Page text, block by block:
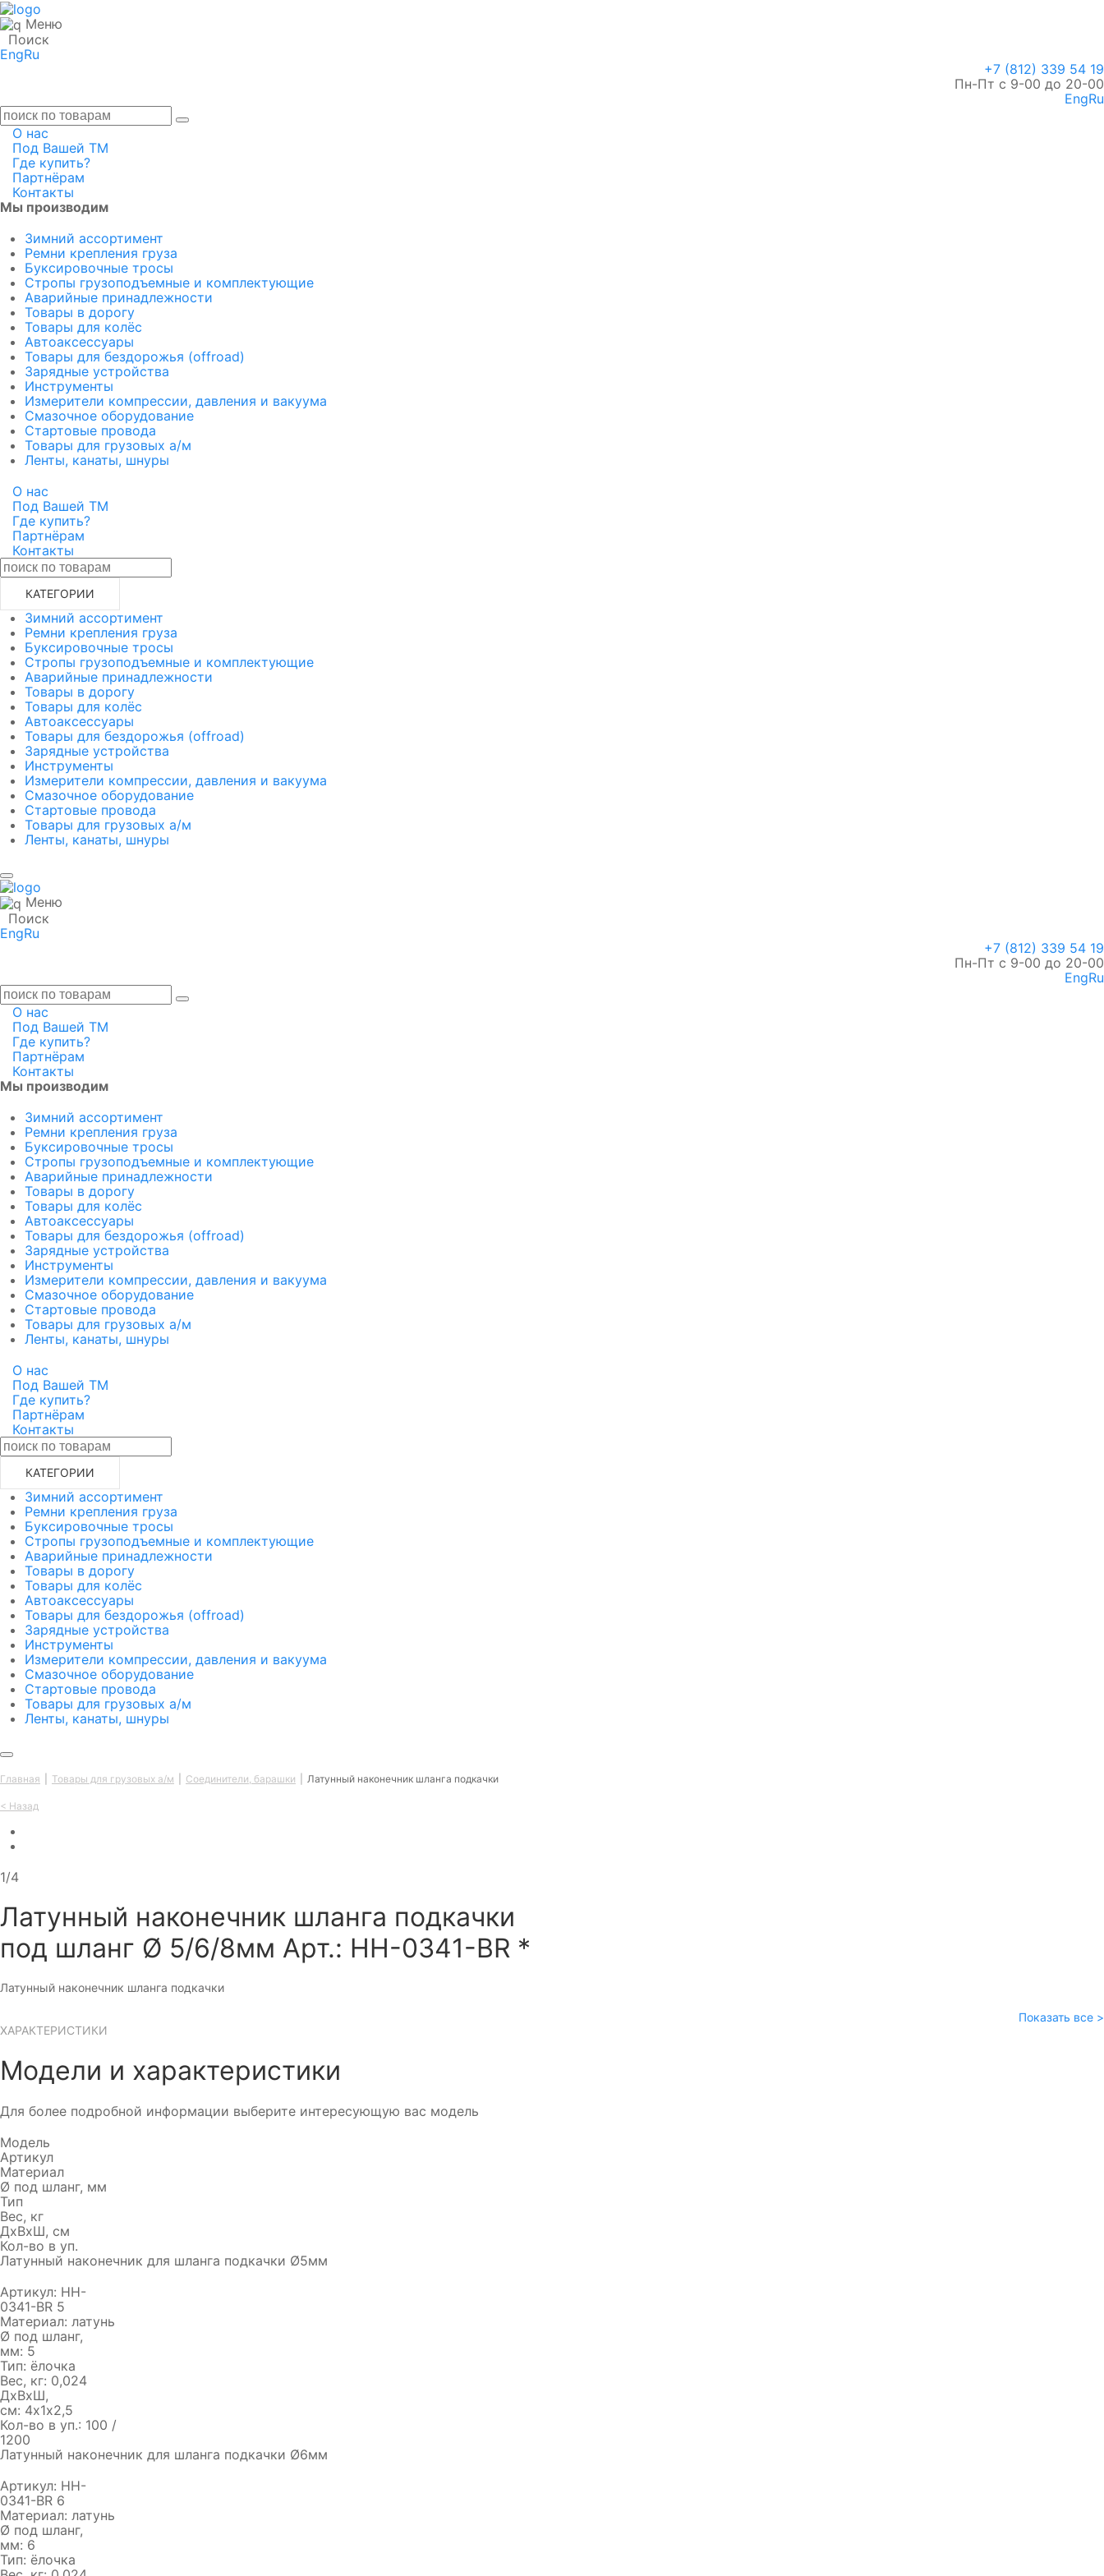
Меню
Поиск
EngRu
+7 (812) 339 54 19
Пн-Пт с 9-00 до 20-00
EngRu
О нас
Под Вашей ТМ
Где купить?
Партнёрам
Контакты
Мы производим
Зимний ассортимент
Ремни крепления груза
Буксировочные тросы
Стропы грузоподъемные и комплектующие
Аварийные принадлежности
Товары в дорогу
Товары для колёс
Автоаксессуары
Товары для бездорожья (offroad)
Зарядные устройства
Инструменты
Измерители компрессии, давления и вакуума
Смазочное оборудование
Стартовые провода
Товары для грузовых а/м
Ленты, канаты, шнуры
О нас
Под Вашей ТМ
Где купить?
Партнёрам
Контакты
КАТЕГОРИИ
Зимний ассортимент
Ремни крепления груза
Буксировочные тросы
Стропы грузоподъемные и комплектующие
Аварийные принадлежности
Товары в дорогу
Товары для колёс
Автоаксессуары
Товары для бездорожья (offroad)
Зарядные устройства
Инструменты
Измерители компрессии, давления и вакуума
Смазочное оборудование
Стартовые провода
Товары для грузовых а/м
Ленты, канаты, шнуры
Меню
Поиск
EngRu
+7 (812) 339 54 19
Пн-Пт с 9-00 до 20-00
EngRu
О нас
Под Вашей ТМ
Где купить?
Партнёрам
Контакты
Мы производим
Зимний ассортимент
Ремни крепления груза
Буксировочные тросы
Стропы грузоподъемные и комплектующие
Аварийные принадлежности
Товары в дорогу
Товары для колёс
Автоаксессуары
Товары для бездорожья (offroad)
Зарядные устройства
Инструменты
Измерители компрессии, давления и вакуума
Смазочное оборудование
Стартовые провода
Товары для грузовых а/м
Ленты, канаты, шнуры
О нас
Под Вашей ТМ
Где купить?
Партнёрам
Контакты
КАТЕГОРИИ
Зимний ассортимент
Ремни крепления груза
Буксировочные тросы
Стропы грузоподъемные и комплектующие
Аварийные принадлежности
Товары в дорогу
Товары для колёс
Автоаксессуары
Товары для бездорожья (offroad)
Зарядные устройства
Инструменты
Измерители компрессии, давления и вакуума
Смазочное оборудование
Стартовые провода
Товары для грузовых а/м
Ленты, канаты, шнуры
Главная Товары для грузовых а/м Соединители, барашки Латунный наконечник шланга подкачки
< Назад
1/4
Латунный наконечник шланга подкачки
под шланг Ø 5/6/8мм Арт.: HH-0341-BR *
Латунный наконечник шланга подкачки
Показать все >
ХАРАКТЕРИСТИКИ
Модели и характеристики
Для более подробной информации выберите интересующую вас модель
Модель
Артикул
Материал
Ø под шланг, мм
Тип
Вес, кг
ДхВхШ, см
Кол-во в уп.
Латунный наконечник для шланга подкачки Ø5мм
Артикул: HH-
0341-BR 5
Материал: латунь
Ø под шланг,
мм: 5
Тип: ёлочка
Вес, кг: 0,024
ДхВхШ,
см: 4х1х2,5
Кол-во в уп.: 100 /
1200
Латунный наконечник для шланга подкачки Ø6мм
Артикул: HH-
0341-BR 6
Материал: латунь
Ø под шланг,
мм: 6
Тип: ёлочка